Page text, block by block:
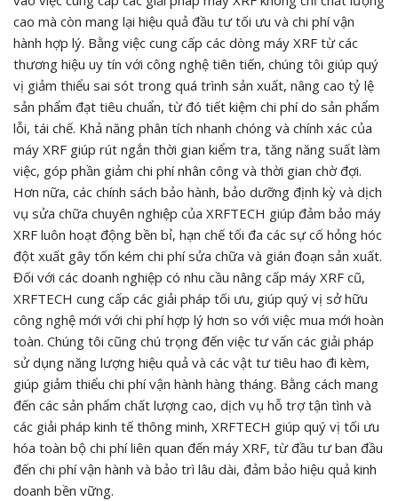
cao mà còn mang lại hiệu quả đầu tư tối ưu và chi phí vận
hành hợp lý. Bằng việc cung cấp các dòng máy XRF từ các
thương hiệu uy tín với công nghệ tiên tiến, chúng tôi giúp quý
vị giảm thiểu sai sót trong quá trình sản xuất, nâng cao tỷ lệ
sản phẩm đạt tiêu chuẩn, từ đó tiết kiệm chi phí do sản phẩm
lỗi, tái chế. Khả năng phân tích nhanh chóng và chính xác của
máy XRF giúp rút ngắn thời gian kiểm tra, tăng năng suất làm
việc, góp phần giảm chi phí nhân công và thời gian chờ đợi.
Hơn nữa, các chính sách bảo hành, bảo dưỡng định kỳ và dịch
vụ sửa chữa chuyên nghiệp của XRFTECH giúp đảm bảo máy
XRF luôn hoạt động bền bỉ, hạn chế tối đa các sự cố hỏng hóc
đột xuất gây tốn kém chi phí sửa chữa và gián đoạn sản xuất.
Đối với các doanh nghiệp có nhu cầu nâng cấp máy XRF cũ,
XRFTECH cung cấp các giải pháp tối ưu, giúp quý vị sở hữu
công nghệ mới với chi phí hợp lý hơn so với việc mua mới hoàn
toàn. Chúng tôi cũng chú trọng đến việc tư vấn các giải pháp
sử dụng năng lượng hiệu quả và các vật tư tiêu hao đi kèm,
giúp giảm thiểu chi phí vận hành hàng tháng. Bằng cách mang
đến các sản phẩm chất lượng cao, dịch vụ hỗ trợ tận tình và
các giải pháp kinh tế thông minh, XRFTECH giúp quý vị tối ưu
hóa toàn bộ chi phí liên quan đến máy XRF, từ đầu tư ban đầu
đến chi phí vận hành và bảo trì lâu dài, đảm bảo hiệu quả kinh
doanh bền vững.